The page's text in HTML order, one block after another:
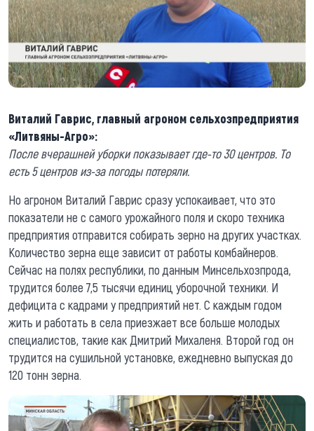
Виталий Гаврис, главный агроном сельхозпредприятия
«Литвяны-Агро»:
После вчерашней уборки показывает где-то 30 центров. То
есть 5 центров из-за погоды потеряли.
Но агроном Виталий Гаврис сразу успокаивает, что это
показатели не с самого урожайного поля и скоро техника
предприятия отправится собирать зерно на других участках.
Количество зерна еще зависит от работы комбайнеров.
Сейчас на полях республики, по данным Минсельхозпрода,
трудится более 7,5 тысячи единиц уборочной техники. И
дефицита с кадрами у предприятий нет. С каждым годом
жить и работать в села приезжает все больше молодых
специалистов, такие как Дмитрий Михаленя. Второй год он
трудится на сушильной установке, ежедневно выпуская до
120 тонн зерна.